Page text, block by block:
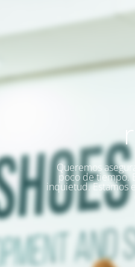
Queremos
poco de tiempo.
inquietud.Estamos